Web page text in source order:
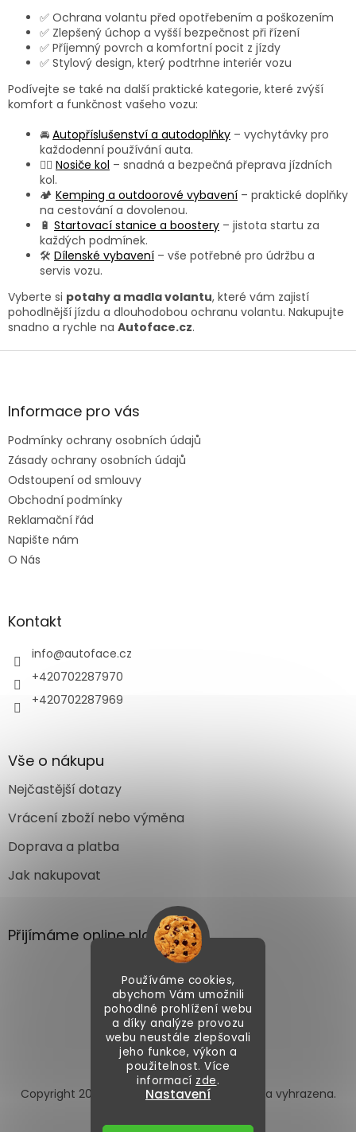
Používáme cookies,
abychom Vám umožnili
pohodlné prohlížení webu
a díky analýze provozu
webu neustále zlepšovali
jeho funkce, výkon a
použitelnost. Více
informací zde.
Nastavení
k
y
v
ý
i
s
✅ Ochrana volantu před opotřebením a poškozením
✅ Zlepšený úchop a vyšší bezpečnost při řízení
✅ Příjemný povrch a komfortní pocit z jízdy
✅ Stylový design, který podtrhne interiér vozu
Podívejte se také na další praktické kategorie, které zvýší
komfort a funkčnost vašeho vozu:
🚘 Autopříslušenství a autodoplňky – vychytávky pro
každodenní používání auta.
🚴‍♂️ Nosiče kol – snadná a bezpečná přeprava jízdních
kol.
🏕️ Kemping a outdoorové vybavení – praktické doplňky
na cestování a dovolenou.
🔋 Startovací stanice a boostery – jistota startu za
každých podmínek.
🛠️ Dílenské vybavení – vše potřebné pro údržbu a
servis vozu.
Vyberte si potahy a madla volantu, které vám zajistí
pohodlnější jízdu a dlouhodobou ochranu volantu. Nakupujte
snadno a rychle na Autoface.cz.
Z
aInformace pro vás
Podmínky ochrany osobních údajů
Zásady ochrany osobních údajů
Odstoupení od smlouvy
Obchodní podmínky
Reklamační řád
Napište nám
O Nás
Kontakt
info@autoface.cz
+420702287970
+420702287969
Vše o nákupu
Nejčastější dotazy
Vrácení zboží nebo výměna
Doprava a platba
Jak nakupovat
Přijímáme online platby
Vytvořil Shoptet
Copyright 2026 Autoface.cz. Všechna práva vyhrazena.